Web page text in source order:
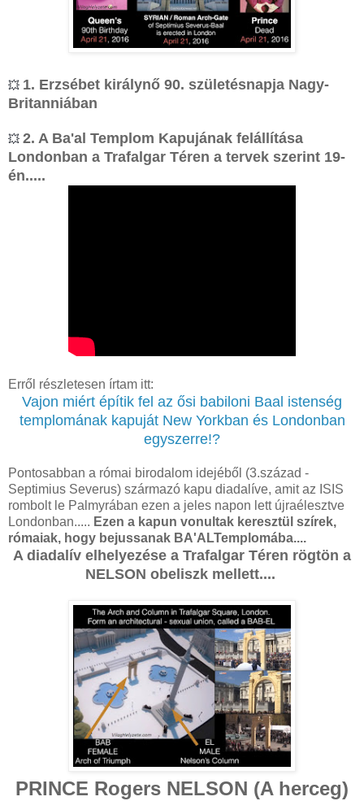
💥 1. Erzsébet királynő 90. születésnapja Nagy-
Britanniában
💥 2. A Ba'al Templom Kapujának felállítása
Londonban a Trafalgar Téren a tervek szerint 19-
én.....
Erről részletesen írtam itt:
Vajon miért építik fel az ősi babiloni Baal istenség
templomának kapuját New Yorkban és Londonban
egyszerre!?
Pontosabban a római birodalom idejéből (3.század -
Septimius Severus) származó kapu diadalíve, amit az ISIS
rombolt le Palmyrában ezen a jeles napon lett újraélesztve
Londonban..... Ezen a kapun vonultak keresztül szírek,
rómaiak, hogy bejussanak BA'ALTemplomába....
A diadalív elhelyezése a Trafalgar Téren rögtön a
NELSON obeliszk mellett....
PRINCE Rogers NELSON (A herceg)